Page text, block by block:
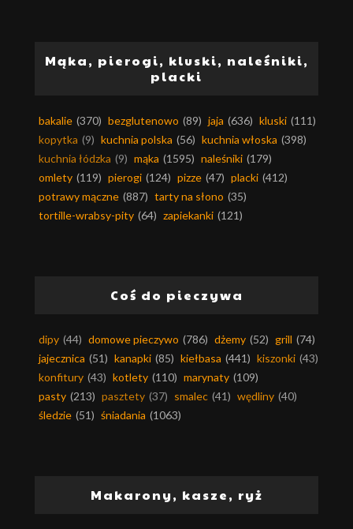
Mąka, pierogi, kluski, naleśniki,
placki
bakalie (370) bezglutenowo (89) jaja (636) kluski (111)
kopytka (9) kuchnia polska (56) kuchnia włoska (398)
kuchnia łódzka (9) mąka (1595) naleśniki (179)
omlety (119) pierogi (124) pizze (47) placki (412)
potrawy mączne (887) tarty na słono (35)
tortille-wrabsy-pity (64) zapiekanki (121)
Coś do pieczywa
dipy (44) domowe pieczywo (786) dżemy (52) grill (74)
jajecznica (51) kanapki (85) kiełbasa (441) kiszonki (43)
konfitury (43) kotlety (110) marynaty (109)
pasty (213) pasztety (37) smalec (41) wędliny (40)
śledzie (51) śniadania (1063)
Makarony, kasze, ryż